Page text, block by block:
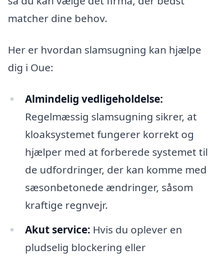
matcher dine behov.
Her er hvordan slamsugning kan hjælpe
dig i Oue:
Almindelig vedligeholdelse:
Regelmæssig slamsugning sikrer, at
kloaksystemet fungerer korrekt og
hjælper med at forberede systemet til
de udfordringer, der kan komme med
sæsonbetonede ændringer, såsom
kraftige regnvejr.
Akut service: Hvis du oplever en
pludselig blockering eller